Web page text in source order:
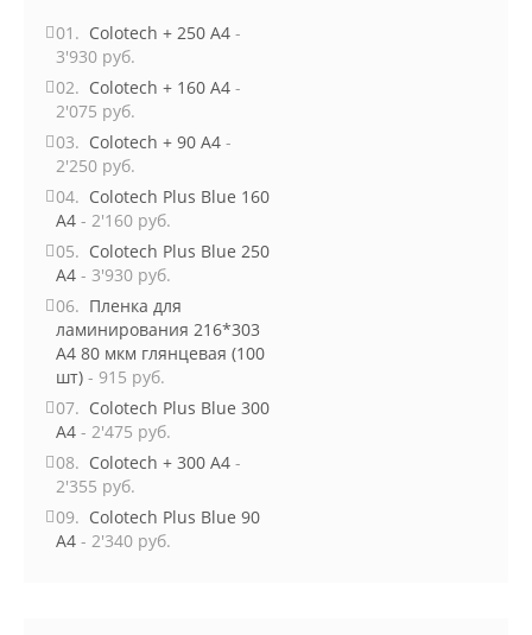
01. Colotech + 250 A4 -
3'930 руб.
02. Colotech + 160 A4 -
2'075 руб.
03. Colotech + 90 A4 -
2'250 руб.
04. Colotech Plus Blue 160
A4 - 2'160 руб.
05. Colotech Plus Blue 250
A4 - 3'930 руб.
06. Пленка для
ламинирования 216*303
А4 80 мкм глянцевая (100
шт) - 915 руб.
07. Colotech Plus Blue 300
A4 - 2'475 руб.
08. Colotech + 300 A4 -
2'355 руб.
09. Colotech Plus Blue 90
A4 - 2'340 руб.